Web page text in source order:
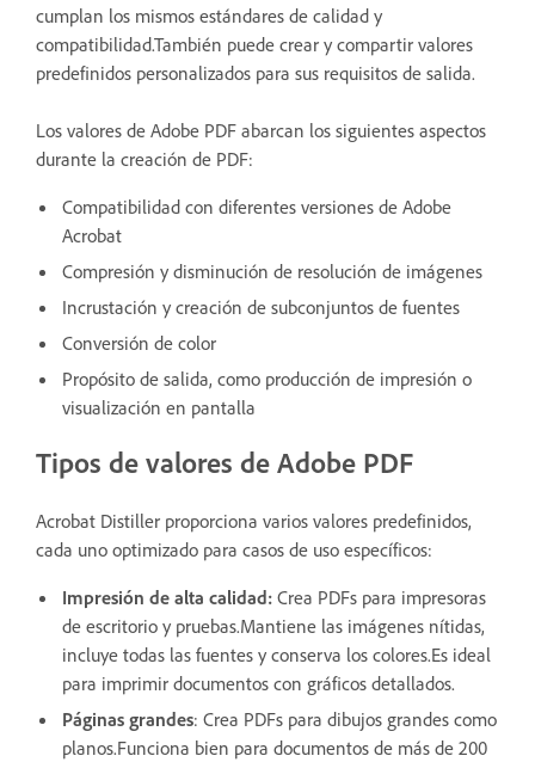
cumplan los mismos estándares de calidad y
compatibilidad.También puede crear y compartir valores
predefinidos personalizados para sus requisitos de salida.
Los valores de Adobe PDF abarcan los siguientes aspectos
durante la creación de PDF:
Compatibilidad con diferentes versiones de Adobe
Acrobat
Compresión y disminución de resolución de imágenes
Incrustación y creación de subconjuntos de fuentes
Conversión de color
Propósito de salida, como producción de impresión o
visualización en pantalla
Tipos de valores de Adobe PDF
Acrobat Distiller proporciona varios valores predefinidos,
cada uno optimizado para casos de uso específicos:
Impresión de alta calidad: Crea PDFs para impresoras
de escritorio y pruebas.Mantiene las imágenes nítidas,
incluye todas las fuentes y conserva los colores.Es ideal
para imprimir documentos con gráficos detallados.
Páginas grandes: Crea PDFs para dibujos grandes como
planos.Funciona bien para documentos de más de 200